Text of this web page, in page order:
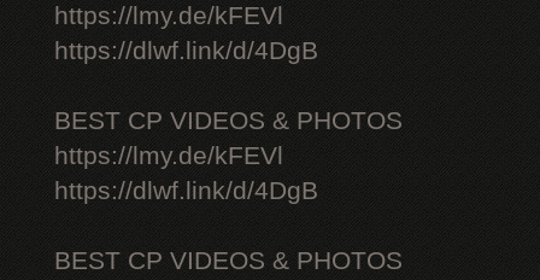
https://lmy.de/kFEVl
https://dlwf.link/d/4DgB
BEST CP VIDEOS & PHOTOS
https://lmy.de/kFEVl
https://dlwf.link/d/4DgB
BEST CP VIDEOS & PHOTOS